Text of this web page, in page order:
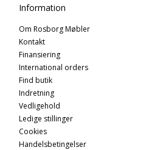
Information
Om Rosborg Møbler
Kontakt
Finansiering
International orders
Find butik
Indretning
Vedligehold
Ledige stillinger
Cookies
Handelsbetingelser